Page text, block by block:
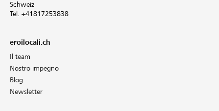
Schweiz
Tel. +41817253838
eroilocali.ch
Il team
Nostro impegno
Blog
Newsletter